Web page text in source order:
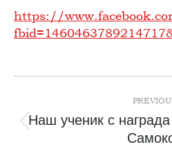
https://
navigation
Наш ученик с